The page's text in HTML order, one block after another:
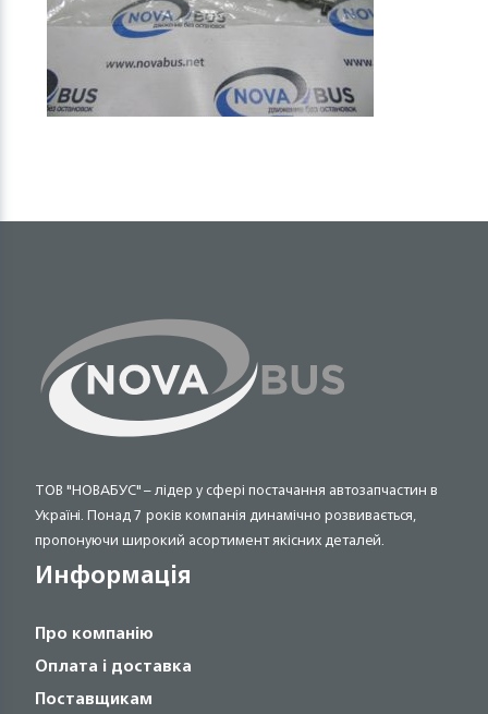
ТОВ "НОВАБУС" – лідер у сфері постачання автозапчастин в
Україні. Понад 7 років компанія динамічно розвивається,
пропонуючи широкий асортимент якісних деталей.
Информація
Про компанію
Оплата і доставка
Поставщикам